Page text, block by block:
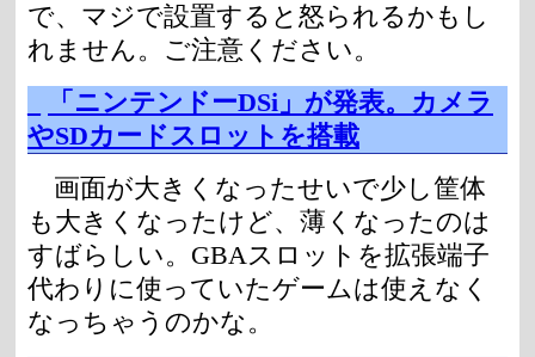
で、マジで設置すると怒られるかもし
れません。ご注意ください。
「ニンテンドーDSi」が発表。カメラ
やSDカードスロットを搭載
画面が大きくなったせいで少し筐体
も大きくなったけど、薄くなったのは
すばらしい。GBAスロットを拡張端子
代わりに使っていたゲームは使えなく
なっちゃうのかな。